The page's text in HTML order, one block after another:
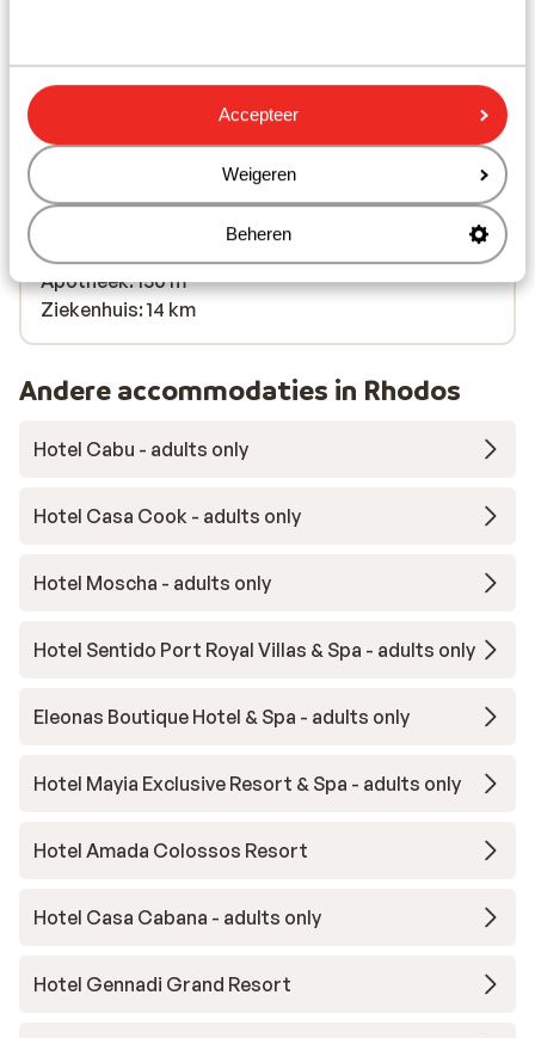
Accepteer
Weigeren
Beheren
Luchthaven: 17 km
Afstand tot pinautomaat (binnen de
Winkels: 50 m
(Mini)supermarkt: 10 m
Restaurant: 50 m
Apotheek: 150 m
Ziekenhuis: 14 km
Andere accommodaties in Rhodos
Hotel Cabu - adults only
Hotel Casa Cook - adults only
Hotel Moscha - adults only
Hotel Sentido Port Royal Villas & Spa - adults only
Eleonas Boutique Hotel & Spa - adults only
Hotel Mayia Exclusive Resort & Spa - adults only
Hotel Amada Colossos Resort
Hotel Casa Cabana - adults only
Hotel Gennadi Grand Resort